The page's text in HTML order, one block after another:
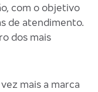
com o objetivo
de atendimento.
dos mais
mais a marca